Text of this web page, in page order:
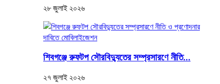
২৮ জুলাই ২০২৬
শিবগঞ্জে রুফটপ সৌরবিদ্যুতের সম্প্রসারণে নীতি...
২৭ জুলাই ২০২৬